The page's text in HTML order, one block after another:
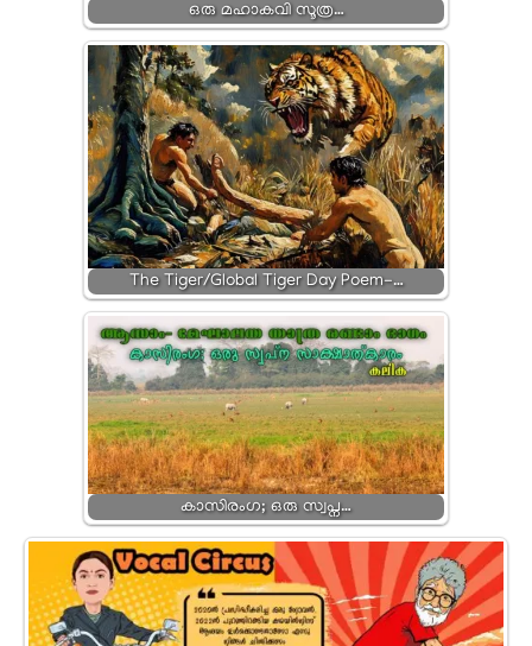
ഒരു മഹാകവി സൂത്ര…
The Tiger/Global Tiger Day Poem-…
കാസിരംഗ; ഒരു സ്വപ്ന…